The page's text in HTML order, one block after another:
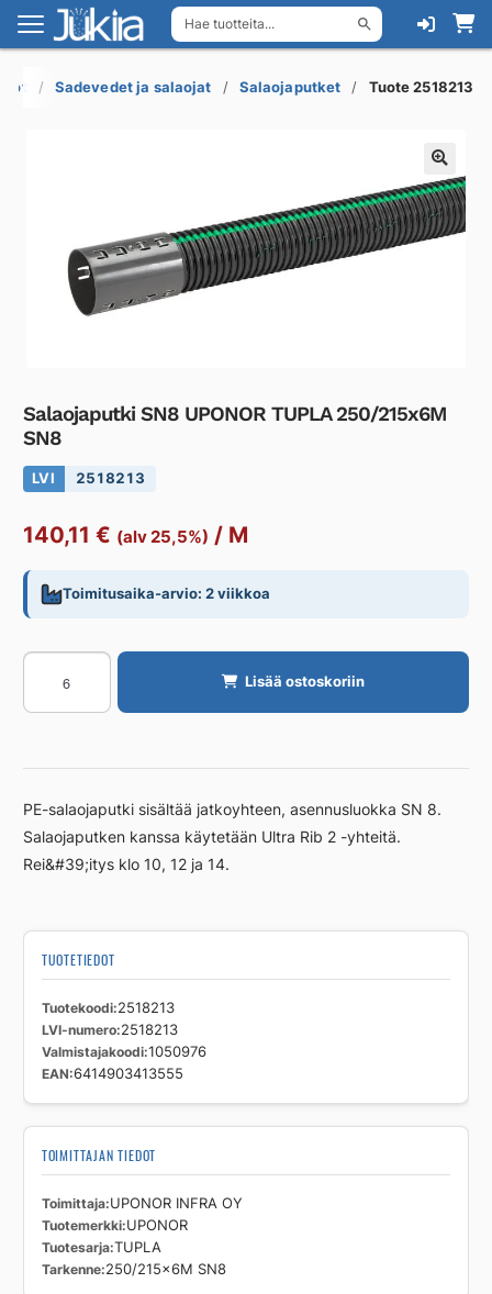
Hae tuotteita...
Siirry
navigointiin
Siirry
sisältöön
Sadevedet ja salaojat Salaojaputket Tuote 2518213
Salaojaputki SN8 UPONOR TUPLA 250/215x6M
SN8
LVI 2518213
140,11 € (alv 25,5%) / M
Toimitusaika-arvio: 2 viikkoa
Salaojaputki
UPONOR
250/215x6M
määrä
Lisää ostoskoriin
PE-salaojaputki sisältää jatkoyhteen, asennusluokka SN 8.
Salaojaputken kanssa käytetään Ultra Rib 2 -yhteitä.
Rei&#39;itys klo 10, 12 ja 14.
TUOTETIEDOT
Tuotekoodi 2518213
LVI-numero 2518213
Valmistajakoodi 1050976
EAN 6414903413555
TOIMITTAJAN TIEDOT
Toimittaja UPONOR INFRA OY
Tuotemerkki UPONOR
Tuotesarja TUPLA
Tarkenne 250/215x6M SN8